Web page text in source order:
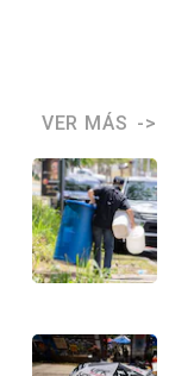
VER MÁS